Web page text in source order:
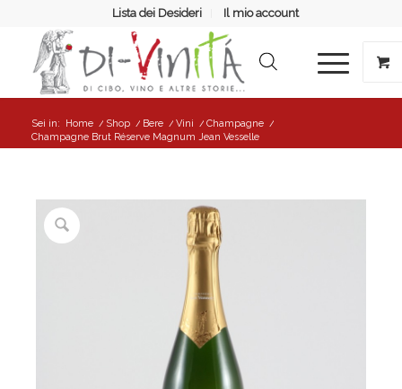
Lista dei Desideri Il mio account
Sei in: Home / Shop / Bere / Vini / Champagne /
Champagne Brut Réserve Magnum Jean Vesselle